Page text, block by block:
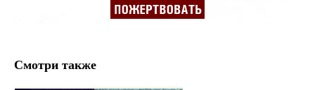
Смотри также